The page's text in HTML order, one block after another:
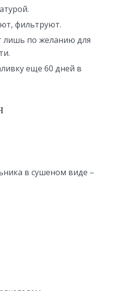
фильтруют.
лишь по желанию для
еще 60 дней в
в сушеном виде –